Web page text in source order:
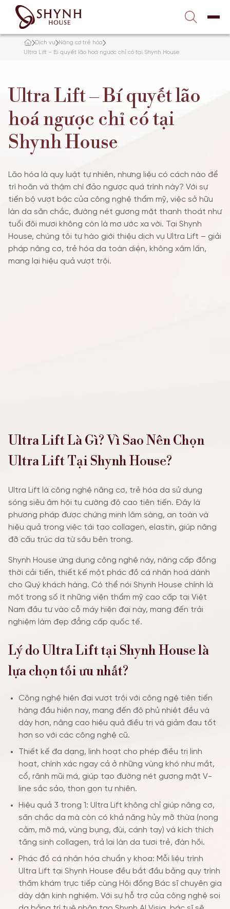
Liên hệ với chúng tôi
1900 989 800
TRANG CHỦ
ĐIỀU TRỊ DA
NÂNG CƠ – TRẺ HÓA
GIẢM BÉO
TƯ VẤN
TIN TỨC SỰ KIỆN
Dịch vụ
Nâng cơ trẻ hóa
Ultra Lift – Bí quyết lão hoá ngược chỉ có tại Shynh House
Ultra Lift – Bí quyết lão
hoá ngược chỉ có tại
Shynh House
Lão hóa là quy luật tự nhiên, nhưng liệu có cách nào để
trì hoãn và thậm chí đảo ngược quá trình này? Với sự
tiến bộ vượt bậc của công nghệ thẩm mỹ, việc sở hữu
làn da săn chắc, đường nét gương mặt thanh thoát như
tuổi đôi mươi không còn là mơ ước xa vời. Tại Shynh
House, chúng tôi tự hào giới thiệu dịch vụ Ultra Lift – giải
pháp nâng cơ, trẻ hóa da toàn diện, không xâm lấn,
mang lại hiệu quả vượt trội.
Ultra Lift Là Gì? Vì Sao Nên Chọn
Ultra Lift Tại Shynh House?
Ultra Lift là công nghệ nâng cơ, trẻ hóa da sử dụng
sóng siêu âm hội tụ cường độ cao tiên tiến. Đây là
phương pháp được chứng minh lâm sàng, an toàn và
hiệu quả trong việc tái tạo collagen, elastin, giúp nâng
đỡ cấu trúc da từ sâu bên trong.
Shynh House ứng dụng công nghệ này, nâng cấp đồng
thời cải tiến, thiết kế một phác đồ cá nhân hoá dành
cho Quý khách hàng. Có thể nói Shynh House chính là
một trong số ít những viện thẩm mỹ cao cấp tại Việt
Nam đầu tư vào cỗ máy hiện đại này, mang đến trải
nghiệm làm đẹp đẳng cấp quốc tế.
Lý do Ultra Lift tại Shynh House là
lựa chọn tối ưu nhất?
Công nghệ hiện đại vượt trội với công ngệ tiên tiến
hàng đầu hiện nay, mang đến độ phủ nhiệt đều và
dày hơn, nâng cao hiệu quả điều trị và giảm đau tốt
hơn so với các công nghệ cũ.
Thiết kế đa dạng, linh hoạt cho phép điều trị linh
hoạt, chính xác ngay cả ở những vùng khó như mắt,
cổ, rãnh mũi má, giúp tạo đường nét gương mặt V-
line sắc sảo, thon gọn tự nhiên.
Hiệu quả 3 trong 1: Ultra Lift không chỉ giúp nâng cơ,
săn chắc da mà còn có khả năng hủy mỡ thừa (nọng
cằm, mỡ má, vùng bụng, đùi, cánh tay) và kích thích
tăng sinh collagen, trả lại làn da tươi trẻ, đàn hồi.
Phác đồ cá nhân hóa chuẩn y khoa: Mỗi liệu trình
Ultra Lift tại Shynh House đều bắt đầu bằng quy trình
thăm khám trực tiếp cùng Hội đồng Bác sĩ chuyên gia
dày dặn kinh nghiệm. Với sự hỗ trợ của công nghệ soi